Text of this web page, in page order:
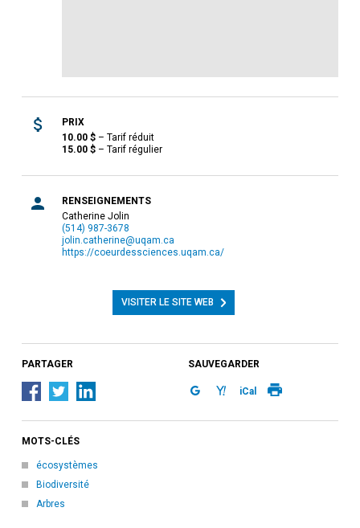
PRIX
10.00$– Tarif réduit
15.00$– Tarif régulier
RENSEIGNEMENTS
Catherine Jolin
(514) 987-3678
jolin.catherine@uqam.ca
https://coeurdessciences.uqam.ca/
VISITER LE SITE WEB
PARTAGER SAUVEGARDER
iCal
MOTS-CLÉS
écosystèmes
Biodiversité
Arbres